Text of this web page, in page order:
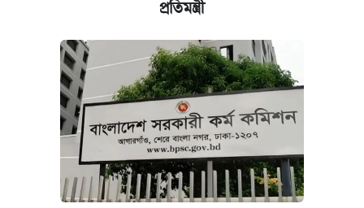
প্রতিমন্ত্রী